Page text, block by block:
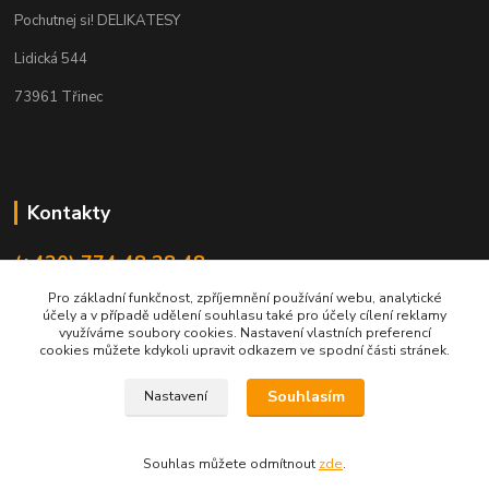
Pochutnej si! DELIKATESY
Lidická 544
73961 Třinec
Kontakty
(+420) 774 48 38 48
info@pochutnejsi.cz
Pro základní funkčnost, zpříjemnění používání webu, analytické
účely a v případě udělení souhlasu také pro účely cílení reklamy
využíváme soubory cookies. Nastavení vlastních preferencí
cookies můžete kdykoli upravit odkazem ve spodní části stránek.
Nastavení Souhlasím
Souhlas můžete odmítnout zde.